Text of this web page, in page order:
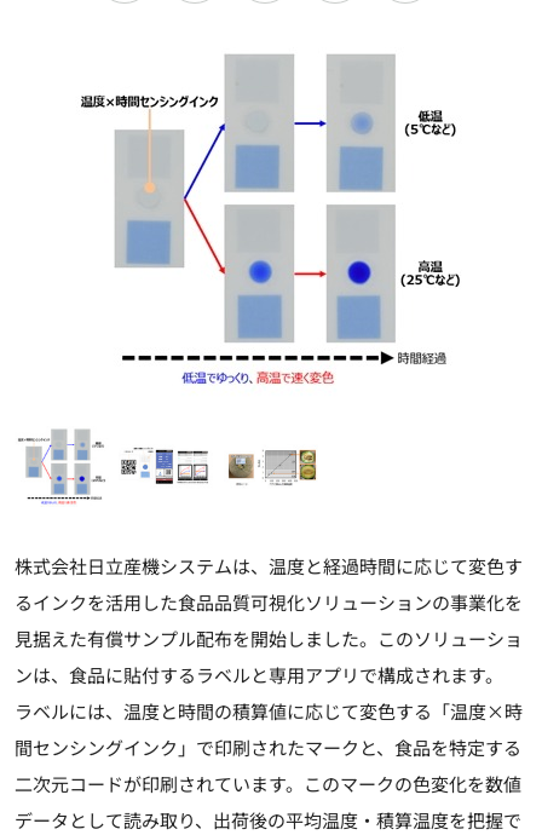
株式会社日立産機システムは、温度と経過時間に応じて変色す
るインクを活用した食品品質可視化ソリューションの事業化を
見据えた有償サンプル配布を開始しました。このソリューショ
ンは、食品に貼付するラベルと専用アプリで構成されます。
ラベルには、温度と時間の積算値に応じて変色する「温度×時
間センシングインク」で印刷されたマークと、食品を特定する
二次元コードが印刷されています。このマークの色変化を数値
データとして読み取り、出荷後の平均温度・積算温度を把握で